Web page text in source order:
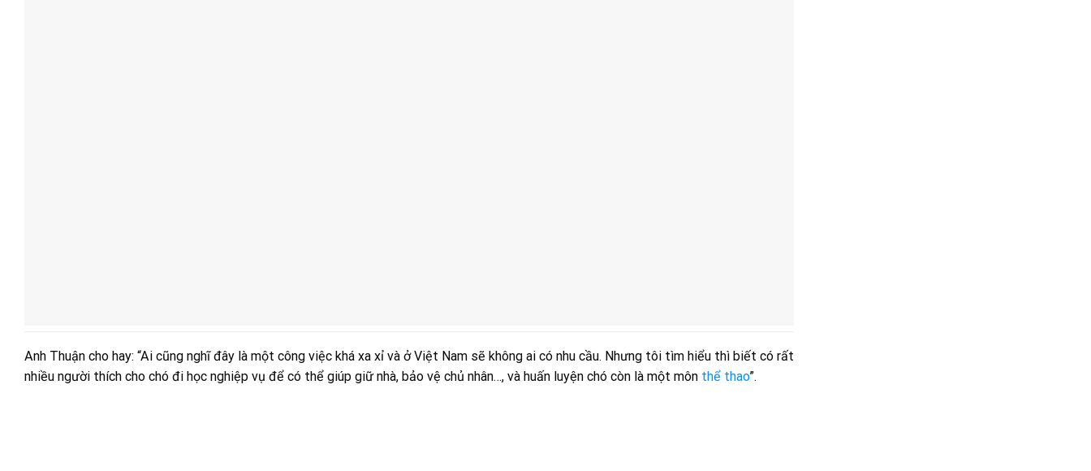
Anh Thuận cho hay: “Ai cũng nghĩ đây là một công việc khá xa xỉ và ở Việt Nam sẽ không ai có nhu cầu. Nhưng tôi tìm hiểu thì biết có rất
nhiều người thích cho chó đi học nghiệp vụ để có thể giúp giữ nhà, bảo vệ chủ nhân…, và huấn luyện chó còn là một môn thể thao”.